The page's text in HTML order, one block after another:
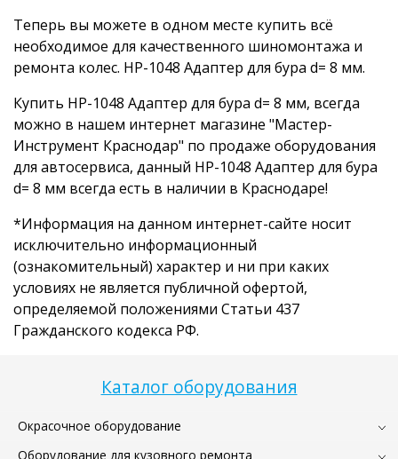
Каталог оборудования
Окрасочное оборудование
Оборудование для кузовного ремонта
Теперь вы можете в одном месте купить всё
необходимое для качественного шиномонтажа и
ремонта колес. HP-1048 Адаптер для бура d= 8 мм.
Купить HP-1048 Адаптер для бура d= 8 мм, всегда
можно в нашем интернет магазине "Мастер-
Инструмент Краснодар" по продаже оборудования
для автосервиса, данный HP-1048 Адаптер для бура
d= 8 мм всегда есть в наличии в Краснодаре!
*Информация на данном интернет-сайте носит
исключительно информационный
(ознакомительный) характер и ни при каких
условиях не является публичной офертой,
определяемой положениями Статьи 437
Гражданского кодекса РФ.